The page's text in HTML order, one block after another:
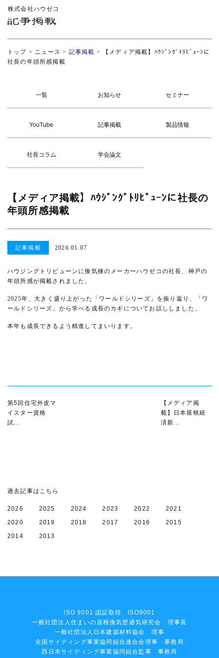
株式会社ハウゼコ
記事掲載
トップ > ニュース > 記事掲載 >
【メディア掲載】ﾊｳｼﾞﾝｸﾞﾄﾘﾋﾞｭｰﾝに
社長の年頭所感掲載
一覧 お知らせ セミナー
YouTube 記事掲載 製品情報
社長コラム 学会論文
【メディア掲載】ﾊｳｼﾞﾝｸﾞﾄﾘﾋﾞｭｰﾝに社長の
年頭所感掲載
記事掲載 2026.01.07
ハウジングトリビューンに換気棟のメーカーハウゼコの社長、神戸の
年頭所感が掲載されました。
2025年、大きく盛り上がった「ワールドシリーズ」を振り返り、「ワ
ールドシリーズ」から学べる成長のカギについてお話ししました。
本年も成長できるよう精進してまいります。
第5回住宅外皮マ
イスター資格
試...
【メディア掲
載】日本屋根経
済新...
過去記事はこちら
2026 2025 2024 2023 2022
2021
2020
2019 2018 2017 2016
2015
2014
2013
ISO 9001 認証取得 ISO9001
一般社団法人住まいの屋根換気壁通気研究会 理事長
一般社団法人日本建築材料協会 理事
全国サイディング事業協同組合連合会理事 事務局
西日本サイディング事業協同組合監事 事務局